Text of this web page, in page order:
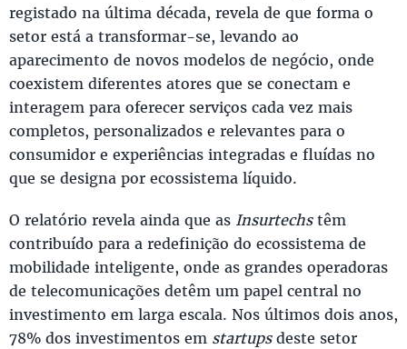
registado na última década, revela de que forma o
setor está a transformar-se, levando ao
aparecimento de novos modelos de negócio, onde
coexistem diferentes atores que se conectam e
interagem para oferecer serviços cada vez mais
completos, personalizados e relevantes para o
consumidor e experiências integradas e fluídas no
que se designa por ecossistema líquido.
O relatório revela ainda que as Insurtechstêm
contribuído para a redefinição do ecossistema de
mobilidade inteligente, onde as grandes operadoras
de telecomunicações detêm um papel central no
investimento em larga escala. Nos últimos dois anos,
78% dos investimentos em startupsdeste setor